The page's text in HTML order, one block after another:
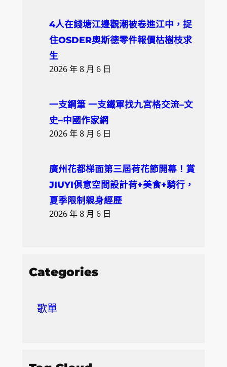
4人在錢塘江邊觀潮被卷進江中，捉
住OSDER奧斯德零件報價枯樹枝求
生
2026 年 8 月 6 日
一支鋼筆 一支鐵軍找九宮格交流–文
史–中國作家網
2026 年 8 月 6 日
廣州花都梯面第三屆荷花節開幕！賞
JIUYI俱意空間設計荷+美食+騎行，
夏季限制親身經歷
2026 年 8 月 6 日
Categories
歌單